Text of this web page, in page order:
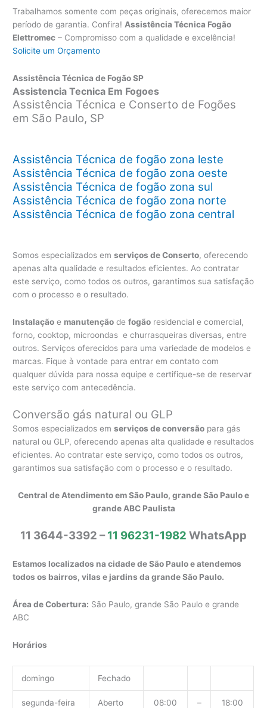
Trabalhamos somente com peças originais, oferecemos maior
período de garantia. Confira! Assistência Técnica Fogão
Elettromec – Compromisso com a qualidade e excelência!
Solicite um Orçamento
Assistência Técnica de Fogão SP
Assistencia Tecnica Em Fogoes
Assistência Técnica e Conserto de Fogões
em São Paulo, SP
Assistência Técnica de fogão zona leste
Assistência Técnica de fogão zona oeste
Assistência Técnica de fogão zona sul
Assistência Técnica de fogão zona norte
Assistência Técnica de fogão zona central
Somos especializados emserviços de Conserto, oferecendo
apenas alta qualidade e resultados eficientes. Ao contratar
este serviço, como todos os outros, garantimos sua satisfação
com o processo e o resultado.
Instalação e manutenção defogão residencial e comercial,
forno, cooktop, microondas e churrasqueiras diversas, entre
outros. Serviços oferecidos para uma variedade de modelos e
marcas. Fique à vontade para entrar em contato com
qualquer dúvida para nossa equipe e certifique-se de reservar
este serviço com antecedência.
Conversão gás natural ou GLP
Somos especializados emserviços de conversão para gás
natural ou GLP, oferecendo apenas alta qualidade e resultados
eficientes. Ao contratar este serviço, como todos os outros,
garantimos sua satisfação com o processo e o resultado.
Central de Atendimento em São Paulo, grande São Paulo e
grande ABC Paulista
11 3644-3392 –11 96231-1982 WhatsApp
Estamos localizados na cidade de São Paulo e atendemos
todos os bairros, vilas e jardins da grande São Paulo.
Área de Cobertura: São Paulo, grande São Paulo e grande
ABC
Horários
domingo Fechado
segunda-feira Aberto 08:00 – 18:00